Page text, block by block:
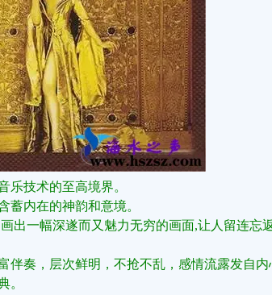
乐技术的至高境界。
蓄内在的神韵和意境。
出一幅深遂而又魅力无穷的画面,让人留连忘
伴奏，层次鲜明，不抢不乱，感情流露发自
。